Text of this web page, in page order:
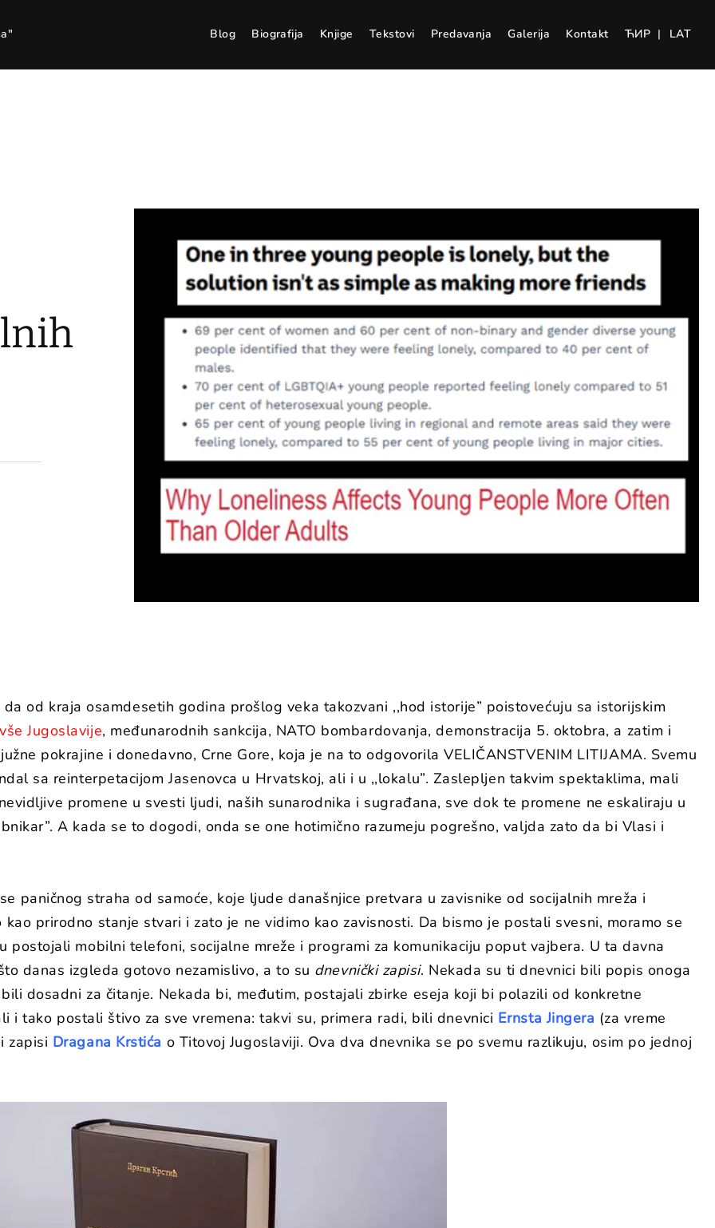
Blog Biografija Knjige Tekstovi Predavanja Galerija Kontakt ЋИР | LAT
od kraja osamdesetih godina prošlog veka takozvani ,,hod istorije” poistovećuju sa istorijskim
Jugoslavije, međunarodnih sankcija, NATO bombardovanja, demonstracija 5. oktobra, a zatim i
pokrajine i donedavno, Crne Gore, koja je na to odgovorila VELIČANSTVENIM LITIJAMA. Svemu
sa reinterpetacijom Jasenovca u Hrvatskoj, ali i u ,,lokalu”. Zaslepljen takvim spektaklima, mali
nevidljive promene u svesti ljudi, naših sunarodnika i sugrađana, sve dok te promene ne eskaliraju u
A kada se to dogodi, onda se one hotimično razumeju pogrešno, valjda zato da bi Vlasi i
paničnog straha od samoće, koje ljude današnjice pretvara u zavisnike od socijalnih mreža i
prirodno stanje stvari i zato je ne vidimo kao zavisnosti. Da bismo je postali svesni, moramo se
postojali mobilni telefoni, socijalne mreže i programi za komunikaciju poput vajbera. U ta davna
danas izgleda gotovo nezamislivo, a to su dnevnički zapisi. Nekada su ti dnevnici bili popis onoga
dosadni za čitanje. Nekada bi, međutim, postajali zbirke eseja koji bi polazili od konkretne
i tako postali štivo za sve vremena: takvi su, primera radi, bili dnevnici Ernsta Jingera (za vreme
zapisi Dragana Krstića o Titovoj Jugoslaviji. Ova dva dnevnika se po svemu razlikuju, osim po jednoj